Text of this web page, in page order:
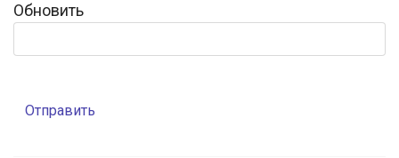
Обновить
Отправить